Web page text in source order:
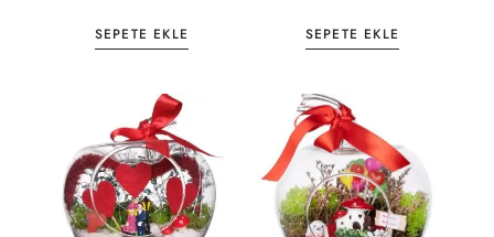
SEPETE EKLE SEPETE EKLE